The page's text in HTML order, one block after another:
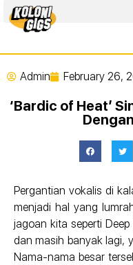
Admin February 26,
‘Bardic of Heat’
Pergantian vokalis di
menjadi hal yang
jagoan kita seperti Deep
dan masih banyak lagi,
Nama-nama besar